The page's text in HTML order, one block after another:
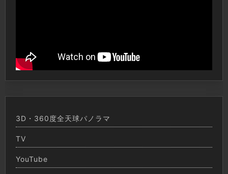
3D・360度全天球パノラマ
TV
YouTube